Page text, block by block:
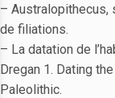
– Australopithecus,
de filiations.
– La datation de
Dregan 1. Dating
Paleolithic.